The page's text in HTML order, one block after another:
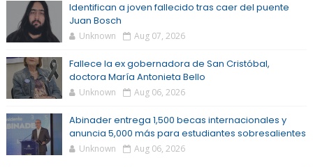
Identifican a joven fallecido tras caer del puente
Juan Bosch
Unknown Aug 07, 2026
Fallece la ex gobernadora de San Cristóbal,
doctora María Antonieta Bello
Unknown Aug 06, 2026
Abinader entrega 1,500 becas internacionales y
anuncia 5,000 más para estudiantes sobresalientes
Unknown Aug 06, 2026